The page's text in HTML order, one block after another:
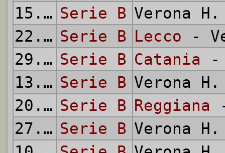
15.11.
1959
Serie B Verona
22.11.
1959
Serie B Lecco -
29.11.
1959
Serie B Catania -
13.12.
1959
Serie B Verona
20.12.
1959
Serie B Reggiana
27.12.
1959
Serie B Verona